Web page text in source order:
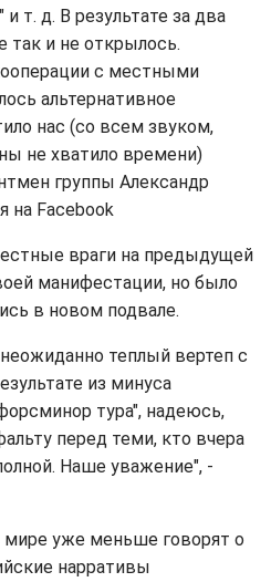
т. д. В результате за два
так и не открылось.
с местными
альтернативное
нас (со всем звуком,
не хватило времени)
группы Александр
на Facebook
враги на предыдущей
манифестации, но было
в новом подвале.
теплый вертеп с
из минуса
тура", надеюсь,
перед теми, кто вчера
Наше уважение", -
мире уже меньше говорят о
нарративы